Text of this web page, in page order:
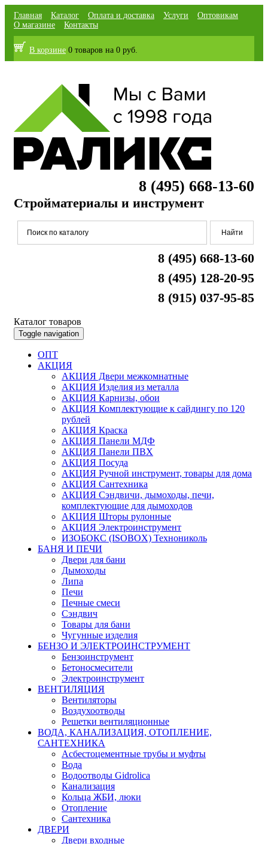
Главная Каталог Оплата и доставка Услуги
Оптовикам
О магазине
Контакты
В корзине 0 товаров на 0 руб.
8 (495) 668-13-60
Стройматериалы и инструмент
8 (495) 668-13-60
8 (495) 128-20-95
8 (915) 037-95-85
Каталог товаров
Toggle navigation
ОПТ
АКЦИЯ
АКЦИЯ Двери межкомнатные
АКЦИЯ Изделия из металла
АКЦИЯ Карнизы, обои
АКЦИЯ Комплектующие к сайдингу по 120
рублей
АКЦИЯ Краска
АКЦИЯ Панели МДФ
АКЦИЯ Панели ПВХ
АКЦИЯ Посуда
АКЦИЯ Ручной инструмент, товары для дома
АКЦИЯ Сантехника
АКЦИЯ Сэндвичи, дымоходы, печи,
комплектующие для дымоходов
АКЦИЯ Шторы рулонные
АКЦИЯ Электроинструмент
ИЗОБОКС (ISOBOX) Технониколь
БАНЯ И ПЕЧИ
Двери для бани
Дымоходы
Липа
Печи
Печные смеси
Сэндвич
Товары для бани
Чугунные изделия
БЕНЗО И ЭЛЕКТРОИНСТРУМЕНТ
Бензоинструмент
Бетоносмесители
Электроинструмент
ВЕНТИЛЯЦИЯ
Вентиляторы
Воздухоотводы
Решетки вентиляционные
ВОДА, КАНАЛИЗАЦИЯ, ОТОПЛЕНИЕ,
САНТЕХНИКА
Асбестоцементные трубы и муфты
Вода
Водоотводы Gidrolica
Канализация
Кольца ЖБИ, люки
Отопление
Сантехника
ДВЕРИ
Двери входные